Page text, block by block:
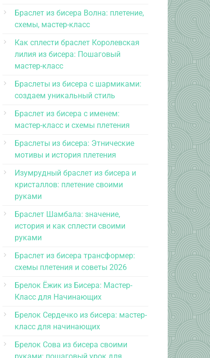
Браслет из бисера Волна: плетение,
схемы, мастер-класс
Как сплести браслет Королевская
лилия из бисера: Пошаговый
мастер-класс
Браслеты из бисера с шармиками:
создаем уникальный стиль
Браслет из бисера с именем:
мастер-класс и схемы плетения
Браслеты из бисера: Этнические
мотивы и история плетения
Изумрудный браслет из бисера и
кристаллов: плетение своими
руками
Браслет Шамбала: значение,
история и как сплести своими
руками
Браслет из бисера трансформер:
схемы плетения и советы 2026
Брелок Ёжик из Бисера: Мастер-
Класс для Начинающих
Брелок Сердечко из бисера: мастер-
класс для начинающих
Брелок Сова из бисера своими